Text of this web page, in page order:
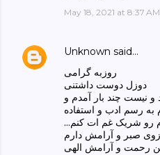
May 18, 2021 at 8:37 AM
Unknown said…
روزبه گرامی
دوزل دوست داشتنی
و نیست چند بار آمدم و
به رسم ادب و استفاده
رو شریک غم ات کنم...
رحمت و آرامش الهی